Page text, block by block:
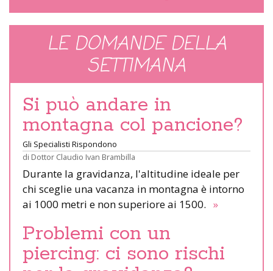
LE DOMANDE DELLA
SETTIMANA
Si può andare in
montagna col pancione?
Gli Specialisti Rispondono
di Dottor Claudio Ivan Brambilla
Durante la gravidanza, l'altitudine ideale per
chi sceglie una vacanza in montagna è intorno
ai 1000 metri e non superiore ai 1500. »
Problemi con un
piercing: ci sono rischi